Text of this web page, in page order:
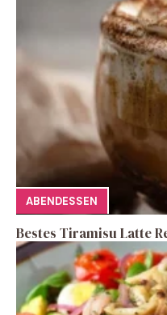
ABENDESSEN
Bestes Tiramisu Latte